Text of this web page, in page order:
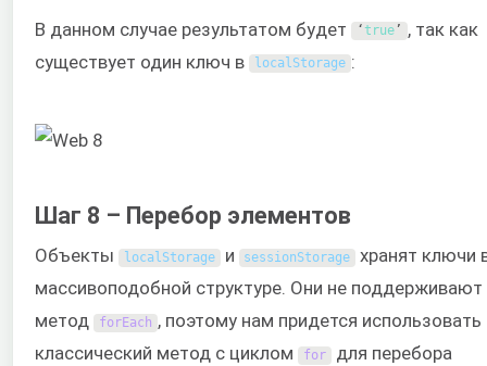
В данном случае результатом будет ‘true’ , так как
существует один ключ в
localStorage :
Шаг 8 – Перебор элементов
Объекты localStorage и sessionStorage
хранят ключи
массивоподобной структуре. Они не поддерживают
метод
forEach , поэтому нам придется использовать
классический метод с циклом
for для перебора